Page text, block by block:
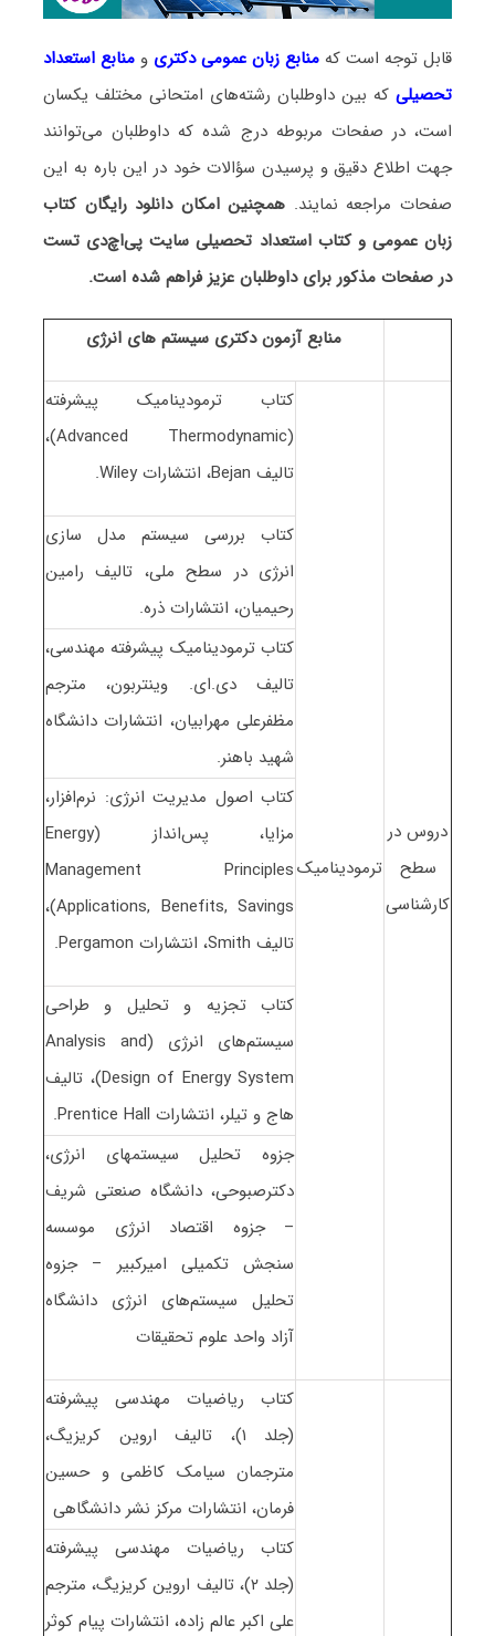
قابل توجه است که منابع زبان عمومی دکتری و منابع استعداد
تحصیلیکه بین داوطلبان رشته‌های امتحانی مختلف یکسان
است، در صفحات مربوطه درج شده که داوطلبان می‌توانند
جهت اطلاع دقیق و پرسیدن سؤالات خود در این باره به این
صفحات مراجعه نمایند. همچنین امکان دانلود رایگان کتاب
زبان عمومی و کتاب استعداد تحصیلی سایت پی‌اچ‌دی تست
در صفحات مذکور برای داوطلبان عزیز فراهم شده است.
منابع آزمون دکتری سیستم های انرژی
دروس در
سطح
کارشناسی
ترمودینامیک
کتاب ترمودینامیک پیشرفته
(Advanced Thermodynamic)،
تالیف Bejan، انتشارات Wiley.
کتاب بررسی سیستم مدل سازی
انرژی در سطح ملی، تالیف رامین
رحیمیان، انتشارات ذره.
کتاب ترمودینامیک پیشرفته مهندسی،
تالیف دی.ای. وینتربون، مترجم
مظفرعلی مهرابیان، انتشارات دانشگاه
شهید باهنر.
کتاب اصول مدیریت انرژی: نرم‌افزار،
مزایا، پس‌انداز (Energy
Management Principles
Applications, Benefits, Savings)،
تالیف Smith، انتشارات Pergamon.
کتاب تجزیه و تحلیل و طراحی
سیستم‌های انرژی (Analysis and
Design of Energy System)، تالیف
هاج و تیلر، انتشارات Prentice Hall.
جزوه تحلیل سیستمهای انرژی،
دکترصبوحی، دانشگاه صنعتی شریف
– جزوه اقتصاد انرژی موسسه
سنجش تکمیلی امیرکبیر – جزوه
تحلیل سیستم‌های انرژی دانشگاه
آزاد واحد علوم تحقیقات
کتاب ریاضیات مهندسی پیشرفته
(جلد ۱)، تالیف اروین کریزیگ،
مترجمان سیامک کاظمی و حسین
فرمان، انتشارات مرکز نشر دانشگاهی
کتاب ریاضیات مهندسی پیشرفته
(جلد ۲)، تالیف اروین کریزیگ، مترجم
علی اکبر عالم زاده، انتشارات پیام کوثر